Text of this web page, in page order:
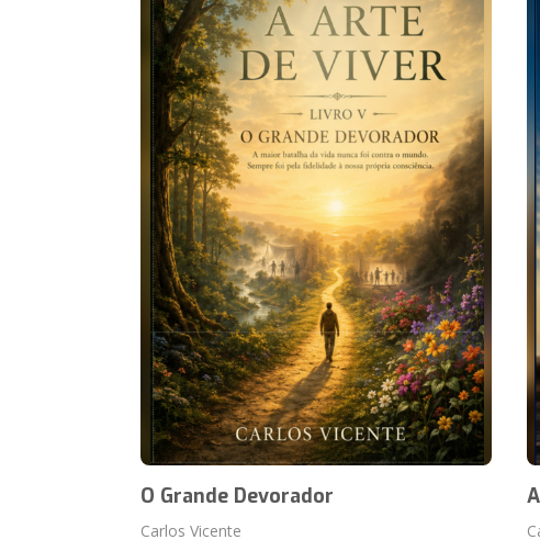
O Grande Devorador
Carlos Vicente